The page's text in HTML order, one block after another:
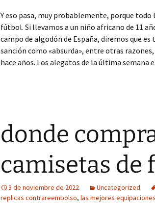
Y eso pasa, muy probablemente, porque
fútbol. Si llevamos a un niño africano de 11
campo de algodón de España, diremos que
sanción como «absurda», entre otras
hace años. Los alegatos de la última
donde
camisetas de
3 de noviembre de 2022 Uncategorized
replicas contrareembolso, las mejores equipaciones